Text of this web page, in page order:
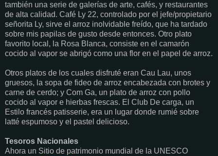
también una serie de galerías de arte, cafés, y restaurantes
de alta calidad. Café Ly 22, controlado por el jefe/propietario
señorita Ly, sirve el arroz inolvidable freído, que ha tardado
sobre mis papilas de gusto desde entonces. Otro plato
favorito local, la Rosa Blanca, consiste en el camarón
cocido al vapor se abrigó como una flor en el papel de arroz.
Otros platos de los cuales disfruté eran Cau Lau, unos
gruesos, la sopa de fideo de arroz encabezada con brotes y
carne de cerdo; y Com Ga, un plato de arroz con pollo
cocido al vapor e hierbas frescas. El Club De carga, un
Estilo francés patisserie, era un lugar donde rumié sobre
latté espumoso y el pastel delicioso.
Tesoros Nacionales
Ahora un Sitio de patrimonio mundial de la UNESCO